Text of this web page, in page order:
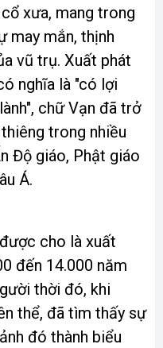
xưa, mang trong
may mắn, thịnh
vũ trụ. Xuất phát
nghĩa là "có lợi
chữ Vạn đã trở
trong nhiều
Độ giáo, Phật giáo
Á.
cho là xuất
đến 14.000 năm
thời đó, khi
thể, đã tìm thấy sự
đó thành biểu